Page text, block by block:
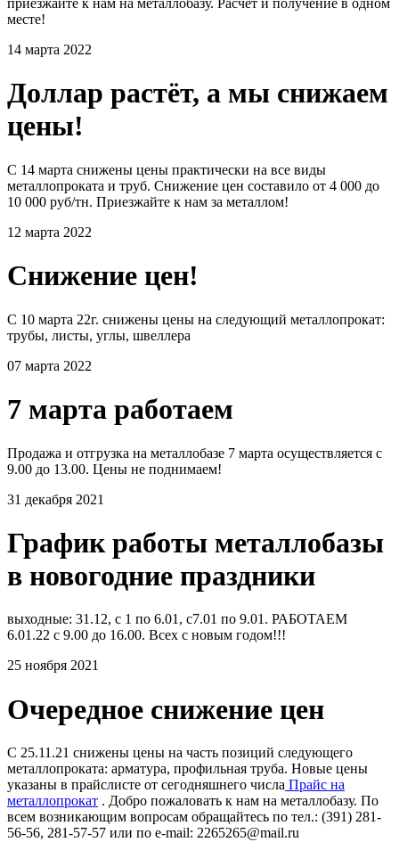
месте!
14 марта 2022
Доллар растёт, а мы снижаем
цены!
С 14 марта снижены цены практически на все виды
металлопроката и труб. Снижение цен составило от 4 000 до
10 000 руб/тн. Приезжайте к нам за металлом!
12 марта 2022
Снижение цен!
С 10 марта 22г. снижены цены на следующий металлопрокат:
трубы, листы, углы, швеллера
07 марта 2022
7 марта работаем
Продажа и отгрузка на металлобазе 7 марта осуществляется с
9.00 до 13.00. Цены не поднимаем!
31 декабря 2021
График работы металлобазы
в новогодние праздники
выходные: 31.12, с 1 по 6.01, с7.01 по 9.01. РАБОТАЕМ
6.01.22 с 9.00 до 16.00. Всех с новым годом!!!
25 ноября 2021
Очередное снижение цен
С 25.11.21 снижены цены на часть позиций следующего
металлопроката: арматура, профильная труба. Новые цены
указаны в прайслисте от сегодняшнего числа Прайс на
металлопрокат . Добро пожаловать к нам на металлобазу. По
всем возникающим вопросам обращайтесь по тел.: (391) 281-
56-56, 281-57-57 или по e-mail: 2265265@mail.ru